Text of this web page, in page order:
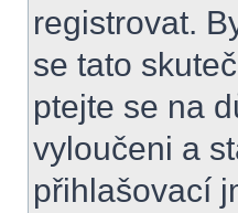
registrovat.
se tato
ptejte se na
vyloučeni a
přihlašovací